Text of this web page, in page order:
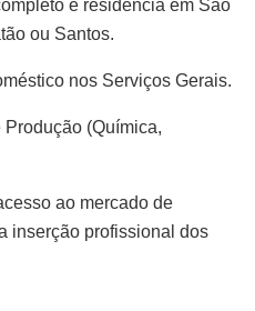
e residência em São
ou Santos.
nos Serviços Gerais.
Produção (Química,
ao mercado de
inserção profissional dos